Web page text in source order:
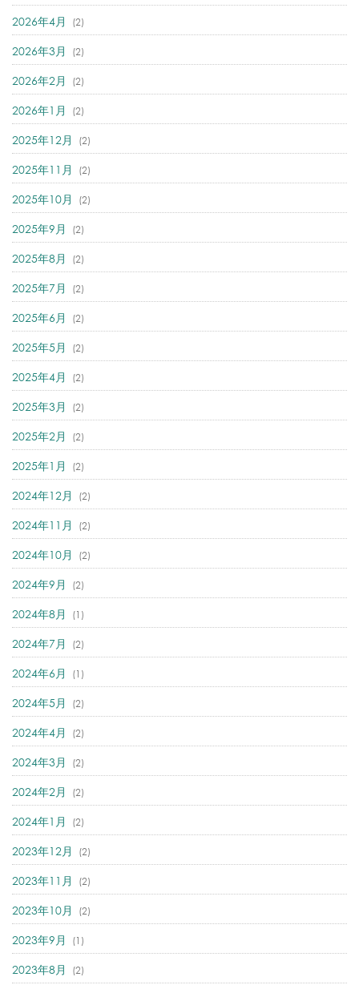
2026年4月 (2)
2026年3月 (2)
2026年2月 (2)
2026年1月 (2)
2025年12月 (2)
2025年11月 (2)
2025年10月 (2)
2025年9月 (2)
2025年8月 (2)
2025年7月 (2)
2025年6月 (2)
2025年5月 (2)
2025年4月 (2)
2025年3月 (2)
2025年2月 (2)
2025年1月 (2)
2024年12月 (2)
2024年11月 (2)
2024年10月 (2)
2024年9月 (2)
2024年8月 (1)
2024年7月 (2)
2024年6月 (1)
2024年5月 (2)
2024年4月 (2)
2024年3月 (2)
2024年2月 (2)
2024年1月 (2)
2023年12月 (2)
2023年11月 (2)
2023年10月 (2)
2023年9月 (1)
2023年8月 (2)